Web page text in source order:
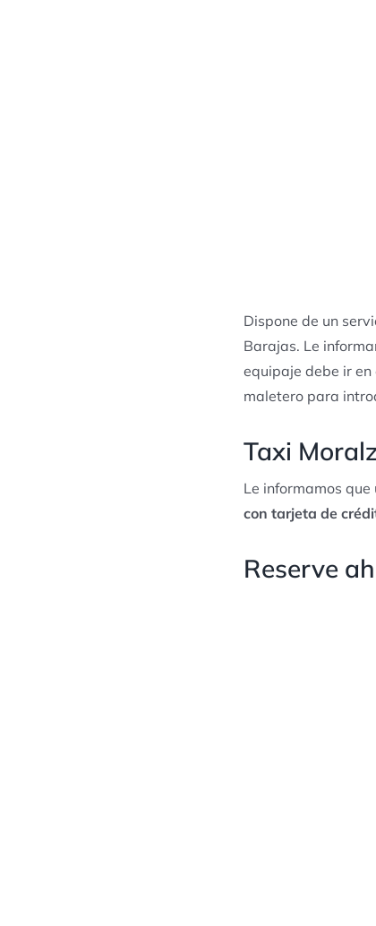
Dispone de un
Barajas. Le
equipaje debe ir
maletero para
Taxi
Le informamos
con tarjeta de
Reserve